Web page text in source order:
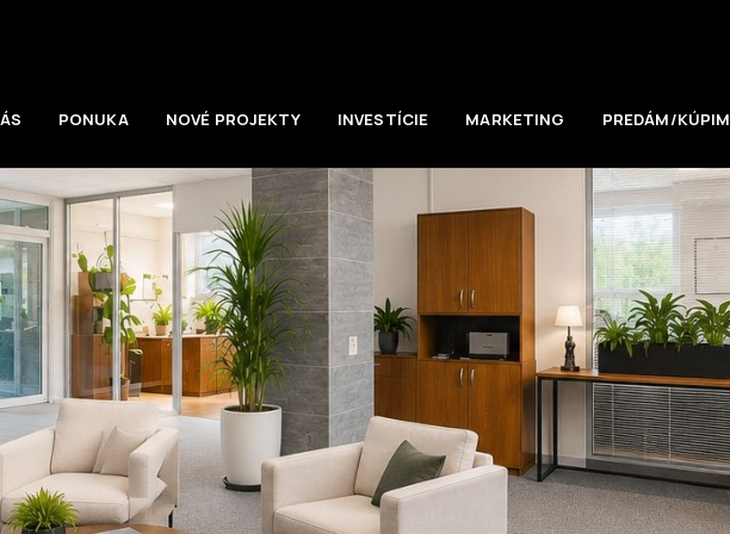
PONUKA NOVÉ PROJEKTY INVESTÍCIE MARKETING PREDÁM/KÚPIM